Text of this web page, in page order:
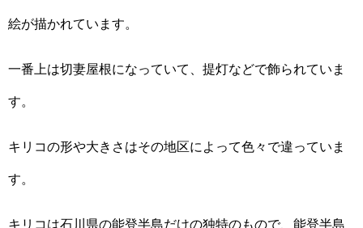
絵が描かれています。
一番上は切妻屋根になっていて、提灯などで飾られていま
す。
キリコの形や大きさはその地区によって色々で違っていま
す。
キリコは石川県の能登半島だけの独特のもので、能登半島